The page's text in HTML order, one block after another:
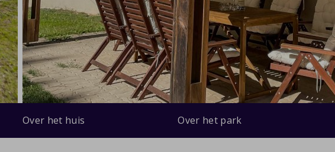
Over het huis Over het park